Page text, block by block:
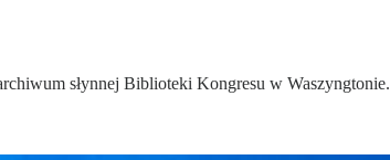
słynnej Biblioteki Kongresu w Waszyngtonie.